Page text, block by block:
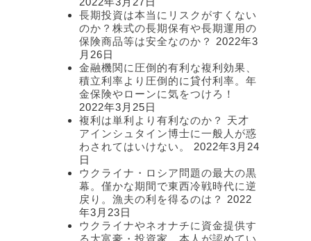
長期投資は本当にリスクがすくない
のか？株式の長期保有や長期運用の
保険商品等は安全なのか？
2022年3
月26日
金融機関に圧倒的有利な複利効果、
積立利率より圧倒的に貸付利率。年
金保険やローンに気をつけろ！
2022年3月25日
複利は単利より有利なのか？ 天才
アインシュタイン博士に一般人が惑
わされてはいけない。
2022年3月24
日
ウクライナ・ロシア問題の最大の黒
幕。僅かな期間で東西冷戦時代に逆
戻り。漁夫の利を得るのは？
2022
年3月23日
ウクライナやネオナチに資金提供す
る大富豪・投資家、本人が認めてい